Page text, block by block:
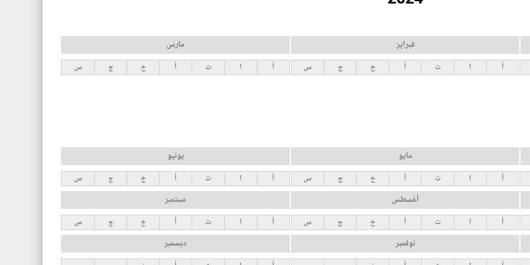
فبراير
أ ا ث أ خ ج س
مارس
أ ا ث أ خ ج س
مايو
أ ا ث أ خ ج س
يونيو
أ ا ث أ خ ج س
أغسطس
أ ا ث أ خ ج س
سبتمبر
أ ا ث أ خ ج س
نوفمبر ديسمبر